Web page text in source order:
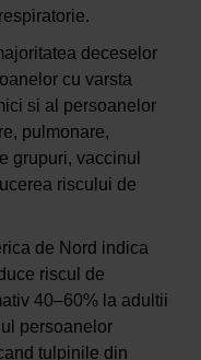
deceselor
cu varsta
si al persoanelor
pulmonare,
grupuri, vaccinul
riscului de
de Nord indica
riscul de
40–60% la adultii
persoanelor
tulpinile din